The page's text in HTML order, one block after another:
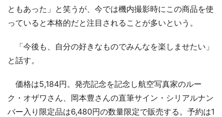
ともあった」と笑うが、今では機内撮影時にこの商品を使
っていると本格的だと注目されることが多いという。
「今後も、自分の好きなものでみんなを楽しませたい」
と話す。
価格は5,184円。発売記念を記念し航空写真家のルー
ク・オザワさん、岡本豊さんの直筆サイン・シリアルナン
バー入り限定品は6,480円の数量限定で販売する。予約は1